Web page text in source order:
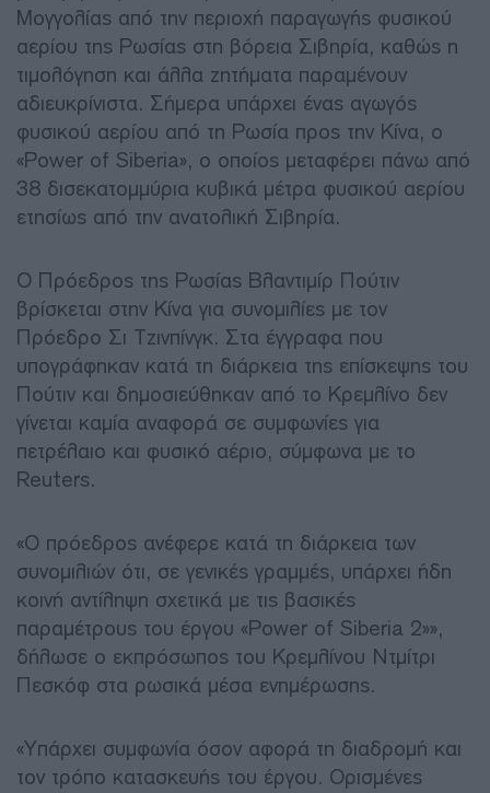
Μογγολίας από την περιοχή παραγωγής φυσικού
αερίου της Ρωσίας στη βόρεια Σιβηρία, καθώς η
τιμολόγηση και άλλα ζητήματα παραμένουν
αδιευκρίνιστα. Σήμερα υπάρχει ένας αγωγός
φυσικού αερίου από τη Ρωσία προς την Κίνα, ο
«Power of Siberia», ο οποίος μεταφέρει πάνω από
38 δισεκατομμύρια κυβικά μέτρα φυσικού αερίου
ετησίως από την ανατολική Σιβηρία.
Ο Πρόεδρος της Ρωσίας Βλαντιμίρ Πούτιν
βρίσκεται στην Κίνα για συνομιλίες με τον
Πρόεδρο Σι Τζινπίνγκ. Στα έγγραφα που
υπογράφηκαν κατά τη διάρκεια της επίσκεψης του
Πούτιν και δημοσιεύθηκαν από το Κρεμλίνο δεν
γίνεται καμία αναφορά σε συμφωνίες για
πετρέλαιο και φυσικό αέριο, σύμφωνα με το
Reuters.
«Ο πρόεδρος ανέφερε κατά τη διάρκεια των
συνομιλιών ότι, σε γενικές γραμμές, υπάρχει ήδη
κοινή αντίληψη σχετικά με τις βασικές
παραμέτρους του έργου «Power of Siberia 2»»,
δήλωσε ο εκπρόσωπος του Κρεμλίνου Ντμίτρι
Πεσκόφ στα ρωσικά μέσα ενημέρωσης.
«Υπάρχει συμφωνία όσον αφορά τη διαδρομή και
τον τρόπο κατασκευής του έργου. Ορισμένες